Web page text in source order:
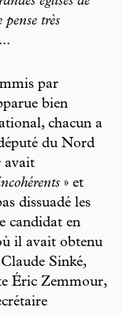
très
...
par
bien
chacun a
du Nord
avait
» et
dissuadé les
candidat en
il avait obtenu
Sinké,
Éric Zemmour,